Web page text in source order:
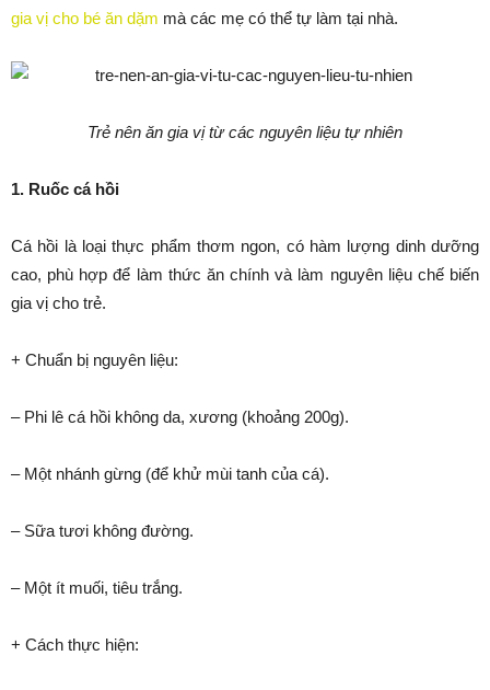
gia vị cho bé ăn dặm mà các mẹ có thể tự làm tại nhà.
Trẻ nên ăn gia vị từ các nguyên liệu tự nhiên
1. Ruốc cá hồi
Cá hồi là loại thực phẩm thơm ngon, có hàm lượng dinh dưỡng
cao, phù hợp để làm thức ăn chính và làm nguyên liệu chế biến
gia vị cho trẻ.
+ Chuẩn bị nguyên liệu:
– Phi lê cá hồi không da, xương (khoảng 200g).
– Một nhánh gừng (để khử mùi tanh của cá).
– Sữa tươi không đường.
– Một ít muối, tiêu trắng.
+ Cách thực hiện: